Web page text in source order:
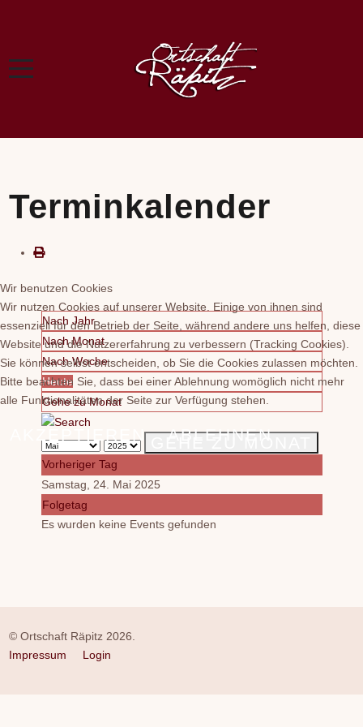
Terminkalender
Nach Jahr
Nach Monat
Nach Woche
Heute
Gehe zu Monat
Vorheriger Tag
Samstag, 24. Mai 2025
Folgetag
Es wurden keine Events gefunden
© Ortschaft Räpitz 2026.
Impressum
Login
Wir benutzen Cookies
Wir nutzen Cookies auf unserer Website. Einige von ihnen sind
essenziell für den Betrieb der Seite, während andere uns helfen, diese
Website und die Nutzererfahrung zu verbessern (Tracking Cookies).
Sie können selbst entscheiden, ob Sie die Cookies zulassen möchten.
Bitte beachten Sie, dass bei einer Ablehnung womöglich nicht mehr
alle Funktionalitäten der Seite zur Verfügung stehen.
AKZEPTIEREN ABLEHNEN